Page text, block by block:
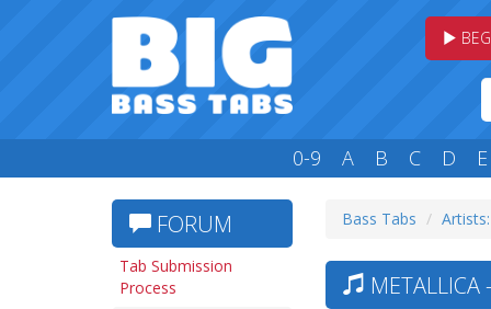
0-9 A B C D E
FORUM
Tab Submission
Process
Bass Tabs